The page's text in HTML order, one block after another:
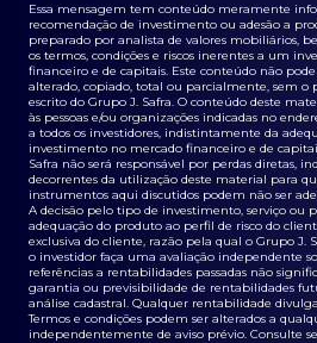
Essa mensagem tem conteúdo meramente
recomendação de investimento ou adesão a
preparado por analista de valores mobiliários,
os termos, condições e riscos inerentes a um
financeiro e de capitais. Este conteúdo não
alterado, copiado, total ou parcialmente, sem o
escrito do Grupo J. Safra. O conteúdo deste
às pessoas e/ou organizações indicadas no
a todos os investidores, indistintamente da
investimento no mercado financeiro e de
Safra não será responsável por perdas diretas,
decorrentes da utilização deste material para
instrumentos aqui discutidos podem não ser
A decisão pelo tipo de investimento, serviço ou
adequação do produto ao perfil de risco do
exclusiva do cliente, razão pela qual o Grupo J.
o investidor faça uma avaliação independente
referências a rentabilidades passadas não
garantia ou previsibilidade de rentabilidades
análise cadastral. Qualquer rentabilidade
Termos e condições podem ser alterados a
independentemente de aviso prévio. Consulte